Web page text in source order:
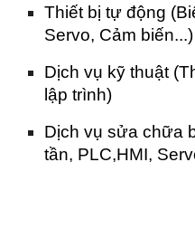
Thiết bị tự động
Servo, Cảm biến...)
Dịch vụ kỹ thuật
lập trình)
Dịch vụ sửa chữa
tần, PLC,HMI,